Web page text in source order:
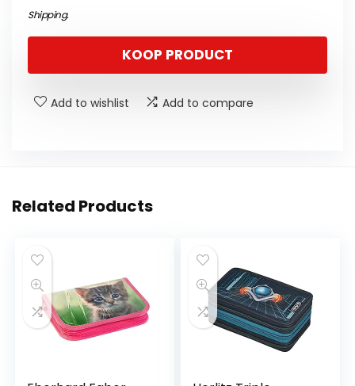
Shipping.
KOOP PRODUCT
Add to wishlist Add to compare
Related Products